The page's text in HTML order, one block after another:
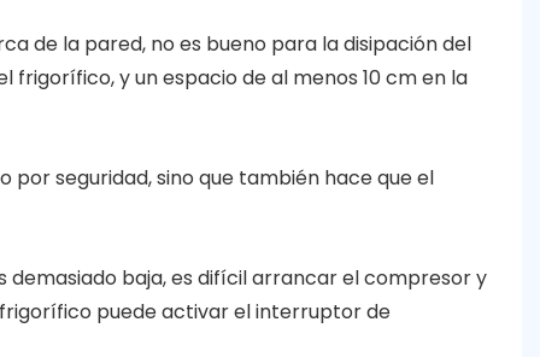
de la pared, no es bueno para la disipación del
y un espacio de al menos 10 cm en la
seguridad, sino que también hace que el
baja, es difícil arrancar el compresor y
puede activar el interruptor de